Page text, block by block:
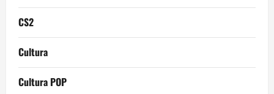
CS2
Cultura
Cultura POP